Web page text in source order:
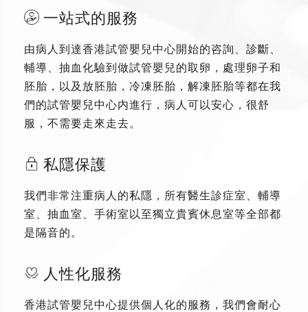
一站式的服務
由病人到達香港試管嬰兒中心開始的咨詢、診斷、
輔導、抽血化驗到做試管嬰兒的取卵，處理卵子和
胚胎，以及放胚胎，冷凍胚胎，解凍胚胎等都在我
們的試管嬰兒中心内進行，病人可以安心，很舒
服，不需要走來走去。
私隱保護
我們非常注重病人的私隱，所有醫生診症室、輔導
室、抽血室、手術室以至獨立貴賓休息室等全部都
是隔音的。
人性化服務
香港試管嬰兒中心提供個人化的服務，我們會耐心